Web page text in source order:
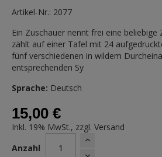
Artikel-Nr.: 2077
Ein Zuschauer nennt frei eine beliebige
zählt auf einer Tafel mit 24
fünf verschiedenen in wildem
entsprechenden Sy
Sprache: Deutsch
15,00 €
Inkl. 19% MwSt., zzgl. Versand
Anzahl